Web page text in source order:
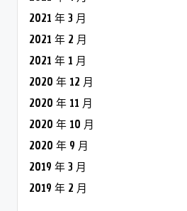
2021 年 3 月
2021 年 2 月
2021 年 1 月
2020 年 12 月
2020 年 11 月
2020 年 10 月
2020 年 9 月
2019 年 3 月
2019 年 2 月